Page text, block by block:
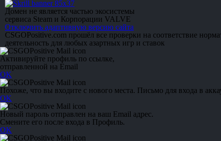
Домен не является частью экосистемы
сервиса Steam и Корпорации VALVE
Отключить адаптивную версию сайта
CSGOPositive.com прошёл все проверки на соответствие
деятельность для любых азартных игр и ставок
Активируйте профиль по ссылке,
отправленной на Email
OK
Похоже, что вы входите с нового места. Письмо для входа в
OK
Новый пароль отправлен на ваш Email адрес.
Смените его после входа в Профиль.
OK